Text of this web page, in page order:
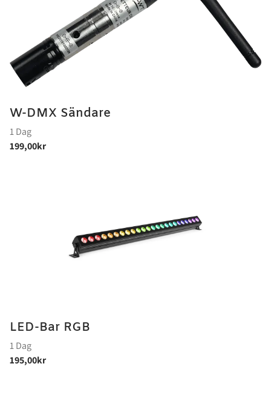
W-DMX Sändare
LED-Bar RGB